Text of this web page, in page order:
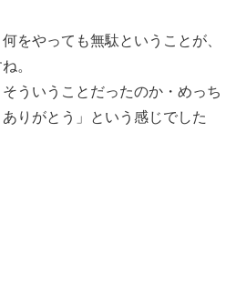
をやっても無駄ということが、
。
ういうことだったのか・めっち
りがとう」という感じでした